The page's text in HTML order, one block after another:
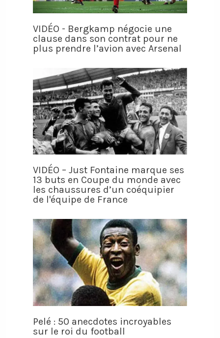
VIDÉO - Bergkamp négocie une
clause dans son contrat pour ne
plus prendre l’avion avec Arsenal
VIDÉO – Just Fontaine marque ses
13 buts en Coupe du monde avec
les chaussures d’un coéquipier
de l'équipe de France
Pelé : 50 anecdotes incroyables
sur le roi du football